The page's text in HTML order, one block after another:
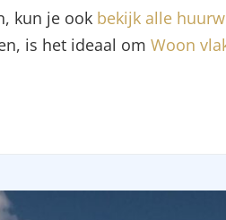
kun je ook bekijk alle
is het ideaal om Woon